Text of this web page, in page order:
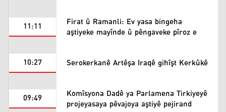
11:11 Firat û Ramanli: Ev yasa bingeha
aştiyeke mayînde û pêngaveke pîroz e
10:27 Serokerkanê Artêşa Iraqê gihîşt Kerkûkê
09:49 Komîsyona Dadê ya Parlamena Tirkiyeyê
projeyasaya pêvajoya aştiyê pejirand